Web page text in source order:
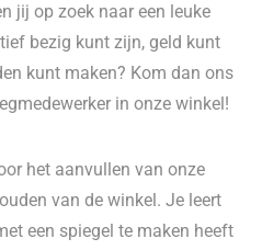
jij op zoek naar een leuke
bezig kunt zijn, geld kunt
kunt maken? Kom dan ons
in onze winkel!
het aanvullen van onze
van de winkel. Je leert
een spiegel te maken heeft